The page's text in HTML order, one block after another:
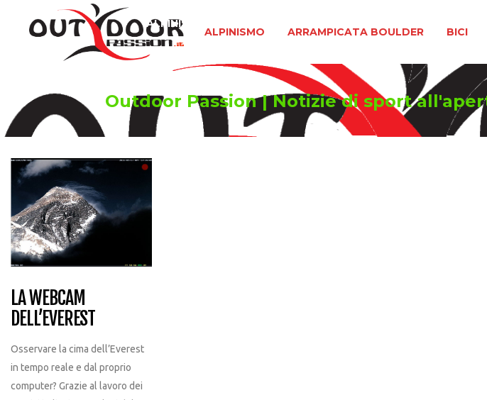
ALPINISMO ARRAMPICATA BOULDER BICI
ALPINISMO
Outdoor Passion | Notizie di sport
LA WEBCAM
DELL’EVEREST
Osservare la cima dell’Everest
in tempo reale e dal proprio
computer? Grazie al lavoro dei